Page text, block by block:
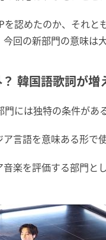
を認めたのか、それ
回の新部門の意味は
韓国語歌詞が増
には独特の条件がある
ア言語を意味ある形で
楽を評価する部門と